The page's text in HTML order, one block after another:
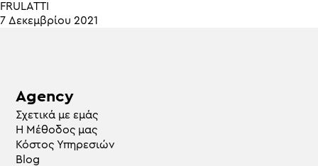
FRULATTI
7 Δεκεμβρίου 2021
Agency
Σχετικά με εμάς
Η Μέθοδος μας
Κόστος Υπηρεσιών
Blog